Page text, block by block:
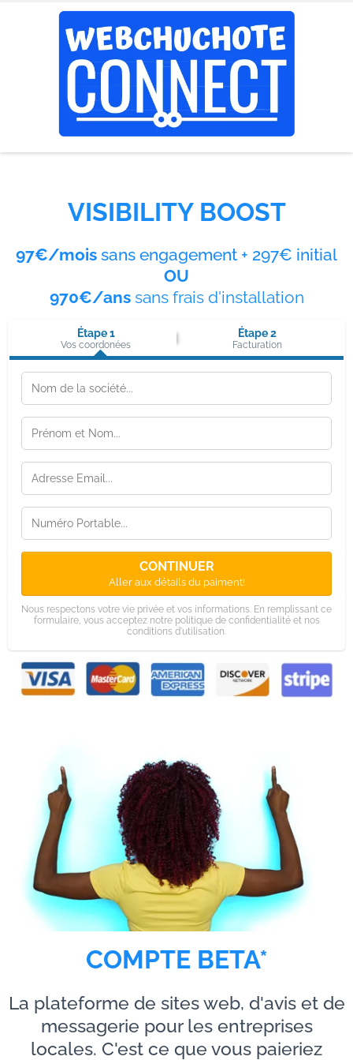
VISIBILITY BOOST
97€/mois sans engagement + 297€ initial
OU
970€/ans sans frais d'installation
Étape 1
Vos coordonées
Étape 2
Facturation
CONTINUER
Aller aux détails du paiment!
Nous respectons votre vie privée et vos informations. En remplissant ce
formulaire, vous acceptez notre politique de confidentialité et nos
conditions d'utilisation.
COMPTE BETA*
La plateforme de sites web, d'avis et de
messagerie pour les entreprises
locales. C'est ce que vous paieriez